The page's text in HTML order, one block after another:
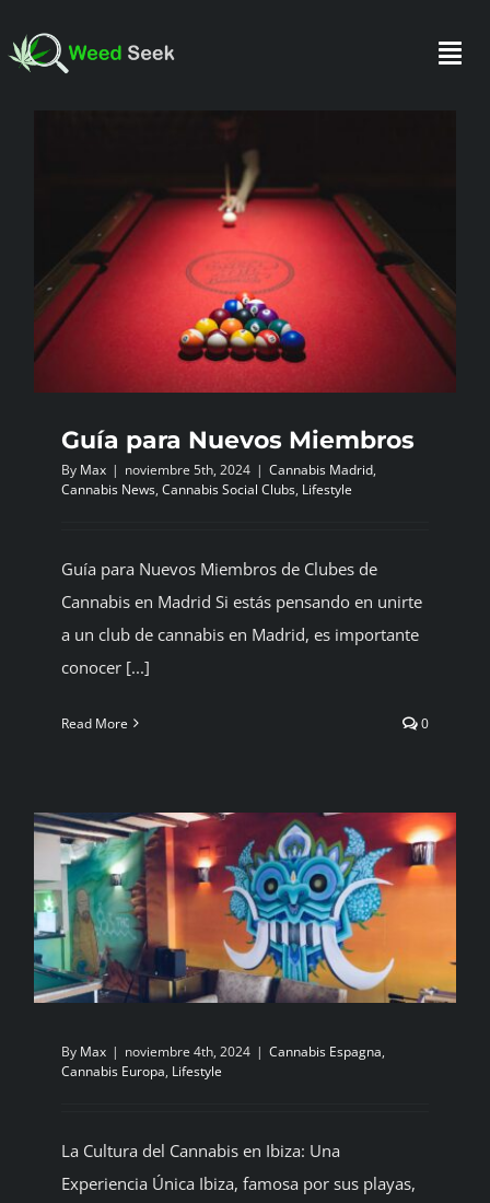
to
SOBRE NOSOTROS
HAZTE SOCIO
TESTIMONIOS
CONTACTAR
Español
Guía para Nuevos Miembros
By Max | noviembre 5th, 2024 | Cannabis Madrid,
Cannabis News, Cannabis Social Clubs, Lifestyle
Guía para Nuevos Miembros de Clubes de
Cannabis en Madrid Si estás pensando en unirte
a un club de cannabis en Madrid, es importante
conocer [...]
Read More 0
By Max | noviembre 4th, 2024 | Cannabis Espagna,
Cannabis Europa, Lifestyle
La Cultura del Cannabis en Ibiza: Una
Experiencia Única Ibiza, famosa por sus playas,